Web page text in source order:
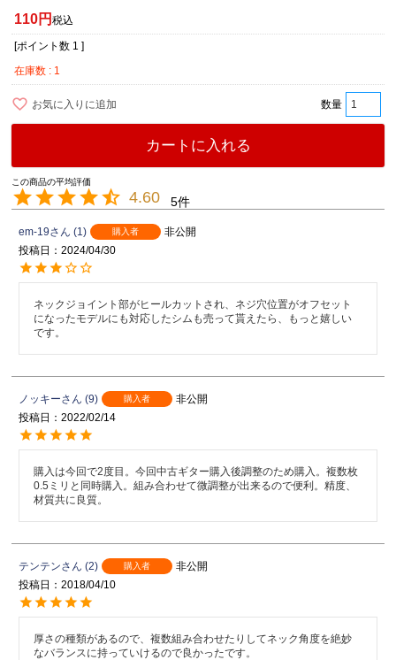
110 税込
[ポイント数 1 ]
在庫数
1
お気に入りに追加
カートに入れる
4.60 5
em-19 1 購入者
非公開
投稿日
2024/04/30
ネックジョイント部がヒールカットされ、ネジ穴位置がオフセット
になったモデルにも対応したシムも売って貰えたら、もっと嬉しい
です。
ノッキー 9 購入者
非公開
投稿日
2022/02/14
購入は今回で2度目。今回中古ギター購入後調整のため購入。複数枚
0.5ミリと同時購入。組み合わせて微調整が出来るので便利。精度、
材質共に良質。
テンテン 2 購入者
非公開
投稿日
2018/04/10
厚さの種類があるので、複数組み合わせたりしてネック角度を絶妙
なバランスに持っていけるので良かったです。